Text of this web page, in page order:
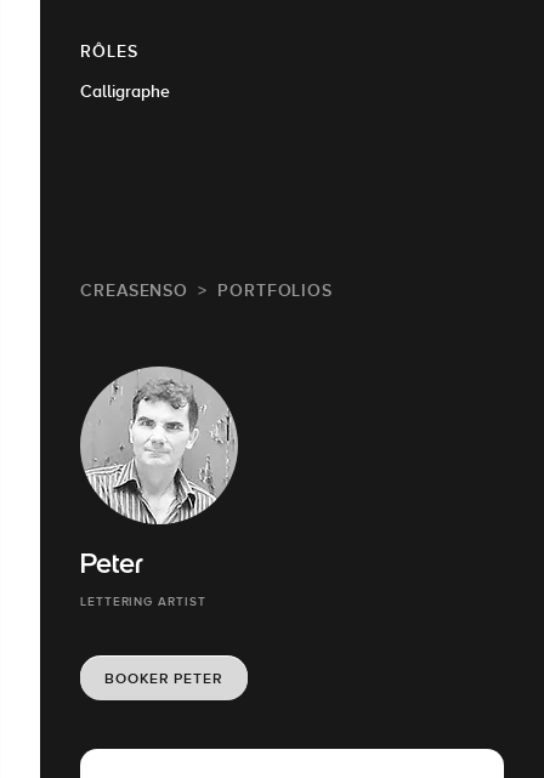
RÔLES
Calligraphe
CREASENSO PORTFOLIOS
Peter
LETTERING ARTIST
BOOKER PETER